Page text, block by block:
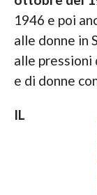
1946 e poi
alle donne in
alle pressioni
e di donne
IL